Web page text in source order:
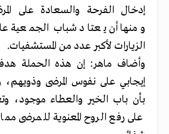
إدخال الفرحة والسعادة على
ومنها أن يعتاد شباب الجمعية
الزيارات لأكبر عدد من المستشفيات.
وأضاف ماهر: إن هذه الحملة
إيجابي على نفوس المرضى وذويهم،
بأن باب الخير والعطاء موجود،
على رفع الروح المعنوية للمرضى